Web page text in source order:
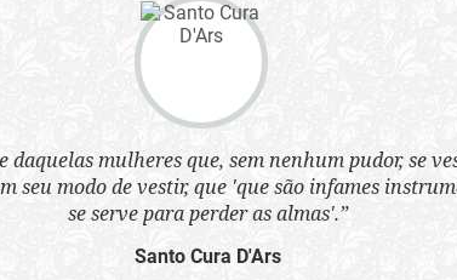
daquelas mulheres que, sem nenhum pudor, se
seu modo de vestir, que 'que são infames
se serve para perder as almas'.”
Santo Cura D'Ars